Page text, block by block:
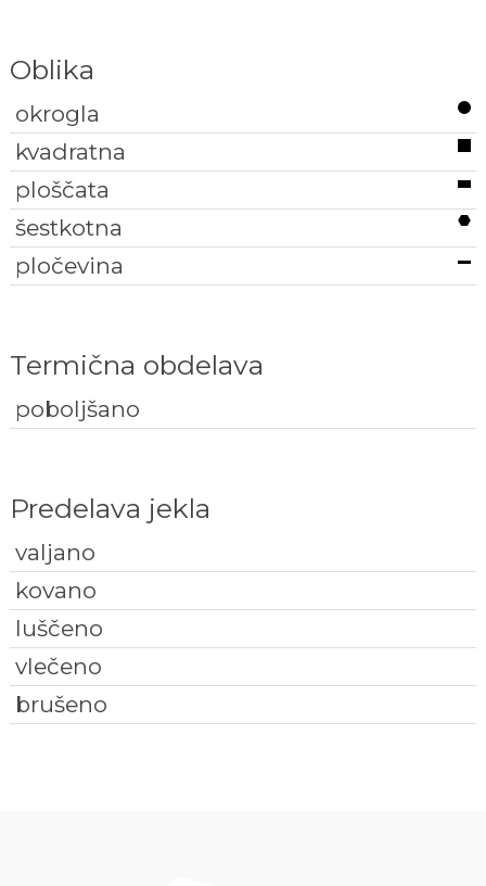
Oblika
okrogla
kvadratna
ploščata
šestkotna
pločevina
Termična obdelava
poboljšano
Predelava jekla
valjano
kovano
luščeno
vlečeno
brušeno